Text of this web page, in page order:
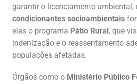
garantir o licenciamento ambiental,
condicionantes socioambientais
elas o programa Pátio Rural , que
indenização e o reassentamento
populações afetadas.
Órgãos como o Ministério Público